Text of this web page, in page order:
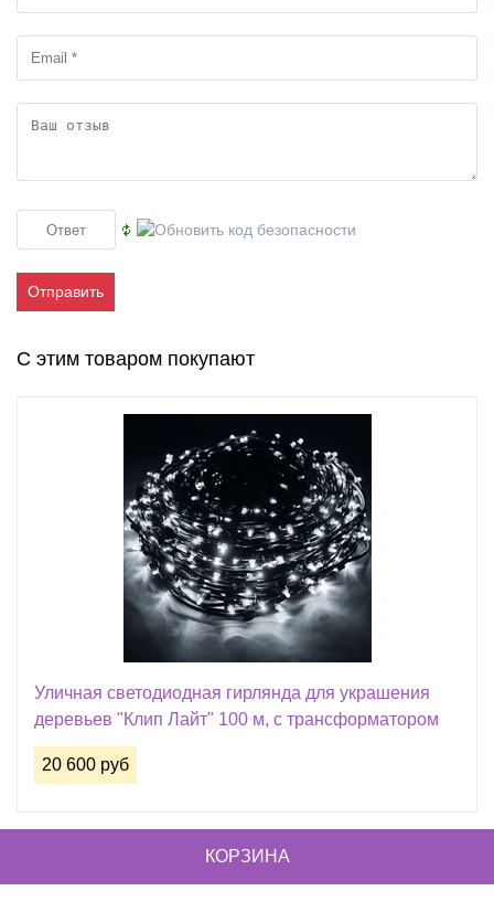
Отправить
С этим товаром покупают
Уличная светодиодная гирлянда для украшения
деревьев "Клип Лайт" 100 м, с трансформатором
20 600 руб
КОРЗИНА